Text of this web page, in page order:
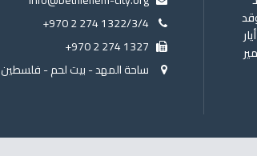
وتأسست عام 1872، وقد
+970 2 274 1322/3/4
+970 2 274 1327
ساحة المهد - بيت لحم - فلسطين